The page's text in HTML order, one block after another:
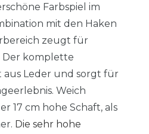
Farbspiel im
mit den Haken
zeugt für
Der komplette
Leder und sorgt für
Weich
17 cm hohe Schaft, als
Die sehr hohe